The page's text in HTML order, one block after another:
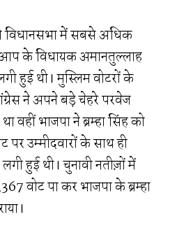
विधानसभा में सबसे अधिक
के विधायक अमानतुल्लाह
हुई थी। मुस्लिम वोटरों के
ने अपने बड़े चेहरे परवेज
वहीं भाजपा ने ब्रम्हा सिंह को
उम्मीदवारों के साथ ही
हुई थी। चुनावी नतीज़ों में
वोट पा कर भाजपा के ब्रम्हा